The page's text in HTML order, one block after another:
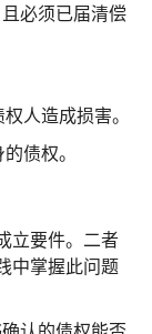
必须已届清偿
人造成损害。
债权。
立要件。二者
中掌握此问题